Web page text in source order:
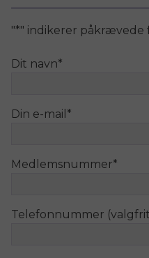
"*" indikerer påkrævede
Dit navn*
Din e-mail *
Medlemsnummer*
Telefonnummer